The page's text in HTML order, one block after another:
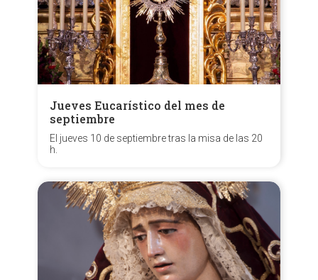
Jueves Eucarístico del mes de
septiembre
El jueves 10 de septiembre tras la misa de las 20
h.